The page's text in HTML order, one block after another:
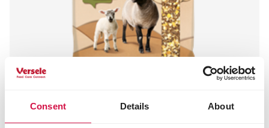
Consent Details About